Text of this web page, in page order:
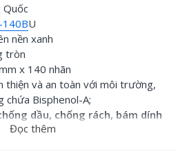
Quốc
U
nền xanh
tròn
x 140 nhãn
thiện và an toàn với môi trường,
chứa Bisphenol-A;
dầu, chống rách, bám dính
vết khi lột
Đọc thêm